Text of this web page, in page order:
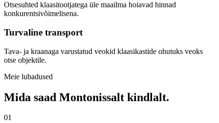
Otsesuhted klaasitootjatega üle maailma hoiavad hinnad
konkurentsivõimelisena.
Turvaline transport
Tava- ja kraanaga varustatud veokid klaasikastide ohutuks veoks
otse objektile.
Meie lubadused
Mida saad Montonissalt kindlalt.
01